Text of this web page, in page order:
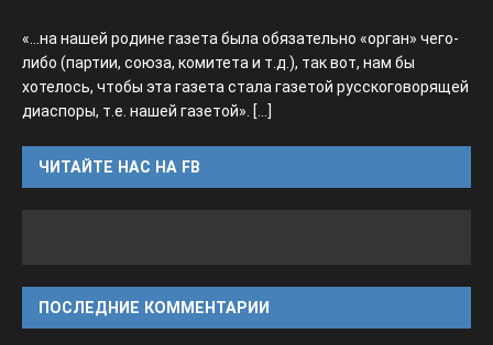
«...на нашей родине газета была обязательно «орган» чего-
либо (партии, союза, комитета и т.д.), так вот, нам бы
хотелось, чтобы эта газета стала газетой русскоговорящей
диаспоры, т.е. нашей газетой». [...]
ЧИТАЙТЕ НАС НА FB
ПОСЛЕДНИЕ КОММЕНТАРИИ